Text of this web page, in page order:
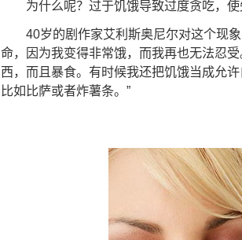
为什么呢？过于饥饿导致过度贪吃，使
40岁的剧作家艾利斯奥尼尔对这个现象
命，因为我变得非常饿，而我再也无法忍
西，而且暴食。有时候我还把饥饿当成允
比如比萨或者炸薯条。”